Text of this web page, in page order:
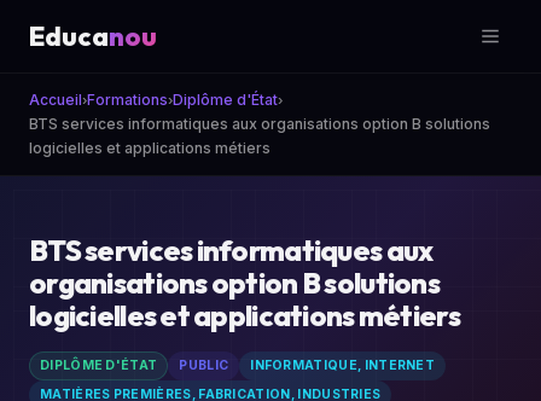
Educanou
Accueil Formations Diplôme d'État
BTS services informatiques aux organisations option B solutions
logicielles et applications métiers
BTS services informatiques aux
organisations option B solutions
logicielles et applications métiers
DIPLÔME D'ÉTAT PUBLIC
INFORMATIQUE, INTERNET
MATIÈRES PREMIÈRES, FABRICATION, INDUSTRIES